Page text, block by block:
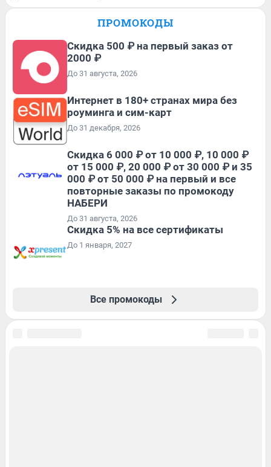
ПРОМОКОДЫ
Скидка 500 ₽ на первый заказ от
2000 ₽
До 31 августа, 2026
Интернет в 180+ странах мира без
роуминга и сим-карт
До 31 декабря, 2026
Скидка 6 000 ₽ от 10 000 ₽, 10 000 ₽
от 15 000 ₽, 20 000 ₽ от 30 000 ₽ и 35
000 ₽ от 50 000 ₽ на первый и все
повторные заказы по промокоду
НАБЕРИ
До 31 августа, 2026
Скидка 5% на все сертификаты
До 1 января, 2027
Все промокоды